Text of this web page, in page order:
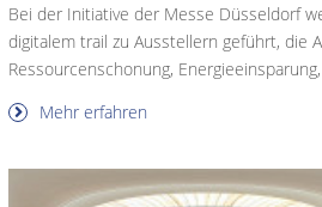
Bei der Initiative der Messe Düsseldorf
digitalem trail zu Ausstellern geführt, die
Ressourcenschonung, Energieeinsparung,
Mehr erfahren